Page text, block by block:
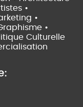
•
•
•
Culturelle